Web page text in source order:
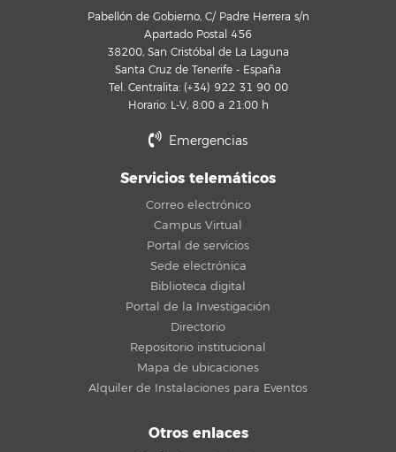
Pabellón de Gobierno, C/ Padre Herrera s/n
Apartado Postal 456
38200, San Cristóbal de La Laguna
Santa Cruz de Tenerife - España
Tel. Centralita: (+34) 922 31 90 00
Horario: L-V, 8:00 a 21:00 h
Emergencias
Servicios telemáticos
Correo electrónico
Campus Virtual
Portal de servicios
Sede electrónica
Biblioteca digital
Portal de la Investigación
Directorio
Repositorio institucional
Mapa de ubicaciones
Alquiler de Instalaciones para Eventos
Otros enlaces